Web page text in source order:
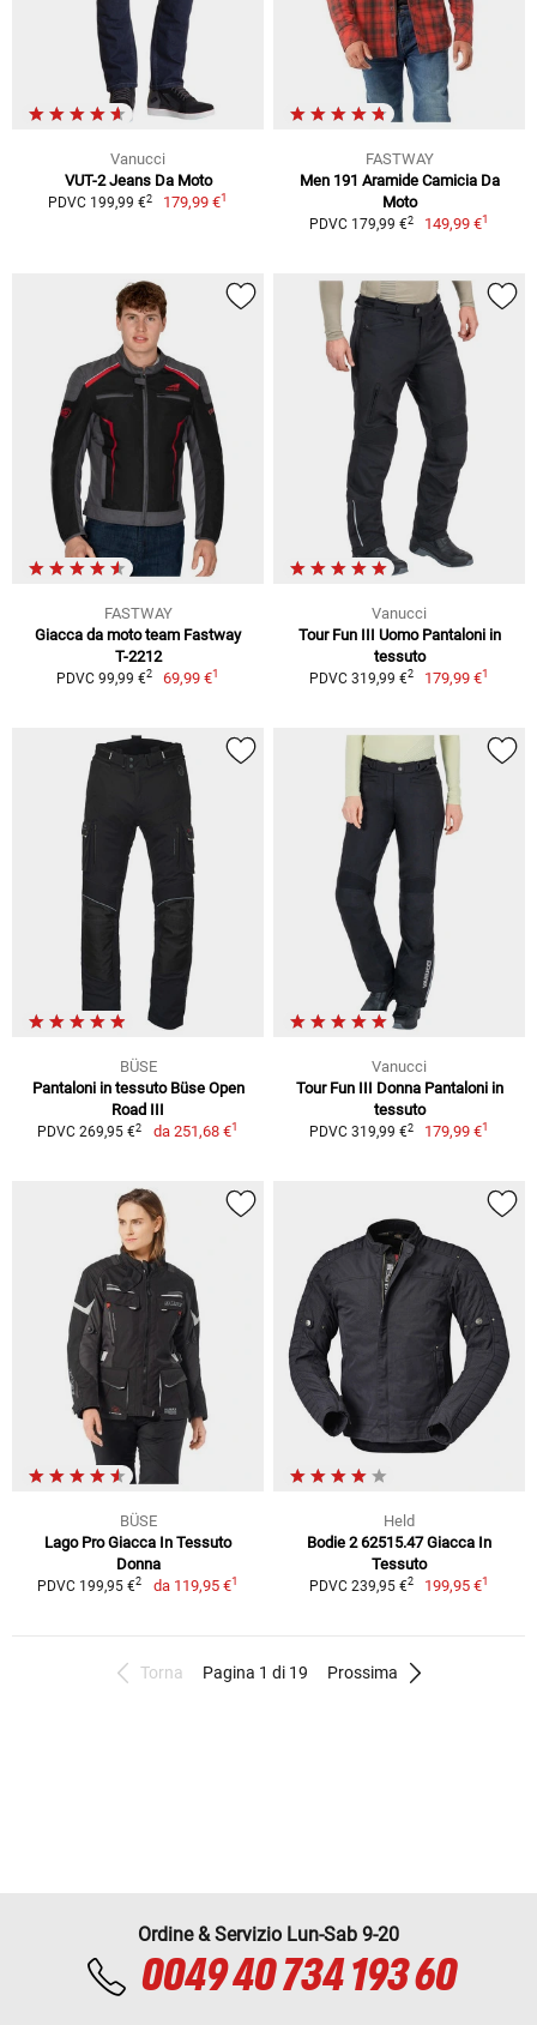
Vanucci
VUT-2 Jeans Da Moto
PDVC 199,99 €2 179,99 €1
FASTWAY
Men 191 Aramide Camicia Da
Moto
PDVC 179,99 €2 149,99 €1
FASTWAY
Giacca da moto team Fastway
T-2212
PDVC 99,99 €2 69,99 €1
Vanucci
Tour Fun III Uomo Pantaloni in
tessuto
PDVC 319,99 €2 179,99 €1
BÜSE
Pantaloni in tessuto Büse Open
Road III
PDVC 269,95 €2 da 251,68 €1
Vanucci
Tour Fun III Donna Pantaloni in
tessuto
PDVC 319,99 €2 179,99 €1
BÜSE
Lago Pro Giacca In Tessuto
Donna
PDVC 199,95 €2 da 119,95 €1
Held
Bodie 2 62515.47 Giacca In
Tessuto
PDVC 239,95 €2 199,95 €1
Torna Pagina 1 di 19 Prossima
Ordine & Servizio Lun-Sab 9-20
0049 40 734 193 60